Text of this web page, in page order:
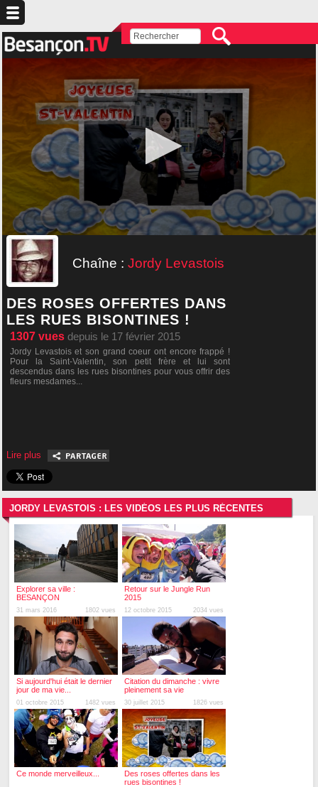
Chaîne : Jordy Levastois
DES ROSES OFFERTES DANS
LES RUES BISONTINES !
1307 vues depuis le 17 février 2015
Jordy Levastois et son grand coeur ont encore frappé !
Pour la Saint-Valentin, son petit frère et lui sont
descendus dans les rues bisontines pour vous offrir des
fleurs mesdames...
Lire plus
JORDY LEVASTOIS : LES VIDÉOS LES PLUS RÉCENTES
Explorer sa ville :
BESANÇON
31 mars 2016 1802 vues
Retour sur le Jungle Run
2015
12 octobre 2015 2034 vues
Si aujourd'hui était le dernier
jour de ma vie...
01 octobre 2015 1482 vues
Citation du dimanche : vivre
pleinement sa vie
30 juillet 2015 1826 vues
Ce monde merveilleux...
Des roses offertes dans les
rues bisontines !